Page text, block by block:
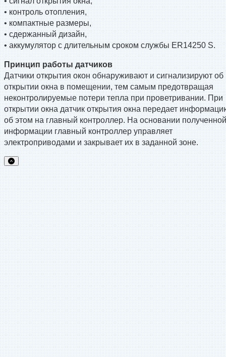
• контроль отопления,
• компактные размеры,
• сдержанный дизайн,
• аккумулятор с длительным сроком службы ER14250 S.
Принцип работы датчиков
Датчики открытия окон обнаруживают и сигнализируют об
открытии окна в помещении, тем самым предотвращая
неконтролируемые потери тепла при проветривании. При
открытии окна датчик открытия окна передает
об этом на главный контроллер. На основании полученной
информации главный контроллер управляет
электроприводами и закрывает их в заданной зоне.